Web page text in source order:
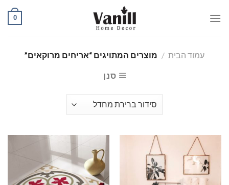
0
עמוד הבית / מוצרים המתויגים “אריחים מרוקאים”
סנן